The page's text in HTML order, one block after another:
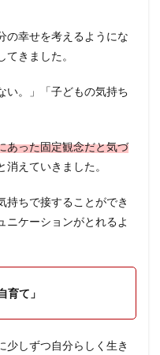
の幸せを考えるようにな
きました。
い。」「子どもの気持ち
あった固定観念だと気づ
えていきました。
持ちで接することができ
ニケーションがとれるよ
育て」
少しずつ自分らしく生き